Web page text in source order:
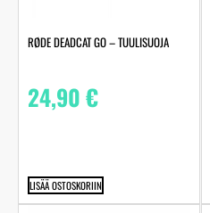
RØDE DEADCAT GO – TUULISUOJA
24,90€
LISÄÄ OSTOSKORIIN